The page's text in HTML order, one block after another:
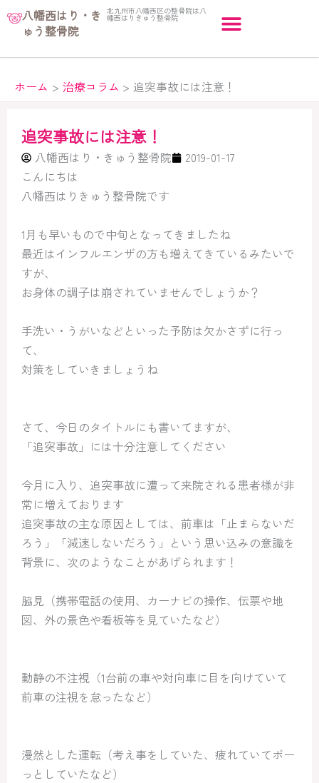
内
容
八幡西はり・き
ゅう整骨院
北九州市八幡西区の整骨院は八
幡西はりきゅう整骨院
ホーム 治療コラム 追突事故には注意！
追突事故には注意！
八幡西はり・きゅう整骨院
2019-01-17
こんにちは
八幡西はりきゅう整骨院です
1月も早いもので中旬となってきましたね
最近はインフルエンザの方も増えてきているみたいで
すが、
お身体の調子は崩されていませんでしょうか？
手洗い・うがいなどといった予防は欠かさずに行っ
て、
対策をしていきましょうね
さて、今日のタイトルにも書いてますが、
「追突事故」には十分注意してください
今月に入り、追突事故に遭って来院される患者様が非
常に増えております
追突事故の主な原因としては、前車は「止まらないだ
ろう」「減速しないだろう」という思い込みの意識を
背景に、次のようなことがあげられます！
脇見（携帯電話の使用、カーナビの操作、伝票や地
図、外の景色や看板等を見ていたなど）
動静の不注視（1台前の車や対向車に目を向けていて
前車の注視を怠ったなど）
漫然とした運転（考え事をしていた、疲れていてボー
っとしていたなど）